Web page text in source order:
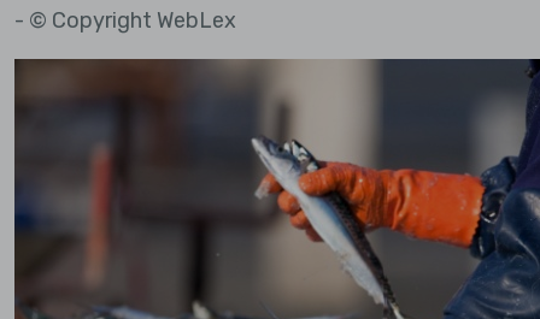
- © Copyright WebLex